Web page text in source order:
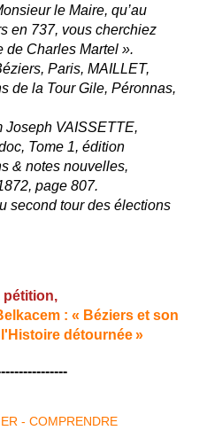
le Maire, qu’au
en 737, vous cherchiez
de Charles Martel ».
Paris, MAILLET,
de la Tour Gile, Péronnas,
Joseph VAISSETTE,
Tome 1, édition
& notes nouvelles,
page 807.
second tour des élections
pétition,
: « Béziers et son
détournée »
- COMPRENDRE